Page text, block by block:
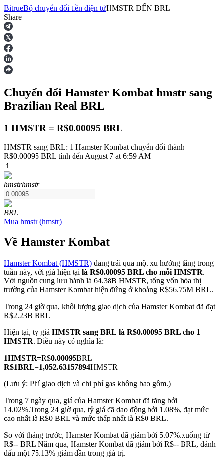
Hợp đồng tương lai
USDT Futures
COIN-M Futures
Futures sử dụng token làm tài sản thế chấp
TradFi
Phái sinh cổ phiếu, ngoại hối, kim loại quý và hàng hóa
USDC Futures vĩnh cửu
Futures sử dụng USDC làm tài sản thế chấp
BitrueBộ chuyển đổi tiền điện tửHMSTR ĐẾN BRL
Share
Chuyển đổi Hamster Kombat hmstr sang
Brazilian Real BRL
1 HMSTR = R$0.00095 BRL
HMSTR sang BRL: 1 Hamster Kombat chuyển đổi thành
R$0.00095 BRL tính đến August 7 at 6:59 AM
hmstrhmstr
BRL
Mua hmstr(hmstr)
Về Hamster Kombat
Hamster Kombat (HMSTR) đang trải qua một xu hướng tăng trong
tuần này, với giá hiện tại là R$0.00095 BRL cho mỗi HMSTR.
Với nguồn cung lưu hành là 64.38B HMSTR, tổng vốn hóa thị
trường của Hamster Kombat hiện đứng ở khoảng R$56.75M BRL.
Trong 24 giờ qua, khối lượng giao dịch của Hamster Kombat đã đạt
R$2.23B BRL
Hiện tại, tỷ giá HMSTR sang BRL là R$0.00095 BRL cho 1
HMSTR. Điều này có nghĩa là:
1HMSTR=R$0.00095BRL
R$1BRL=1,052.63157894HMSTR
(Lưu ý: Phí giao dịch và chi phí gas không bao gồm.)
Trong 7 ngày qua, giá của Hamster Kombat đã tăng bởi
14.02%.Trong 24 giờ qua, tỷ giá đã dao động bởi 1.08%, đạt mức
cao nhất là R$0 BRL và mức thấp nhất là R$0 BRL.
So với tháng trước, Hamster Kombat đã giảm bởi 5.07%.xuống từ
R$-- BRL.Năm qua, Hamster Kombat đã giảm bởi R$-- BRL, đánh
dấu một 75.13% giảm dần trong giá trị.